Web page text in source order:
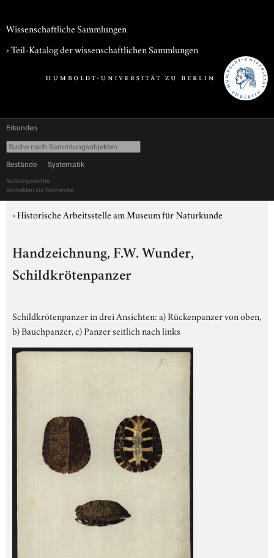
Wissenschaftliche Sammlungen
› Teil-Katalog der wissenschaftlichen Sammlungen
Erkunden
Bestände Systematik
Nutzungsrechte
Anmelden zur Recherche
›Historische Arbeitsstelle am Museum für Naturkunde
Handzeichnung, F.W. Wunder,
Schildkrötenpanzer
Schildkrötenpanzer in drei Ansichten: a) Rückenpanzer von oben,
b) Bauchpanzer, c) Panzer seitlich nach links